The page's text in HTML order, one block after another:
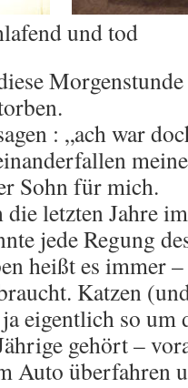
und tod
: „ach war
Sohn für mich.
letzten Jahre
jede Regung
heißt es immer
Katzen
eigentlich so um
gehört –
Auto überfahren